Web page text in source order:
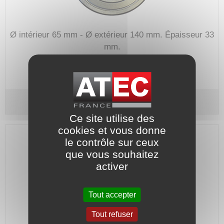
Ø intérieur 65 mm - Ø extérieur 140 mm. Épaisseur 33
mm.
Prix : 248,80 €HT
Roulement 6313 ZZ C3 - SKF
Ce site utilise des
cookies et vous donne
le contrôle sur ceux
que vous souhaitez
activer
Tout accepter
Tout refuser